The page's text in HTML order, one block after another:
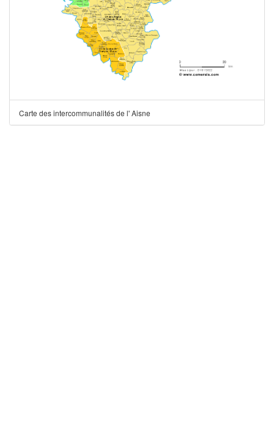
Carte des intercommunalités de l' Aisne